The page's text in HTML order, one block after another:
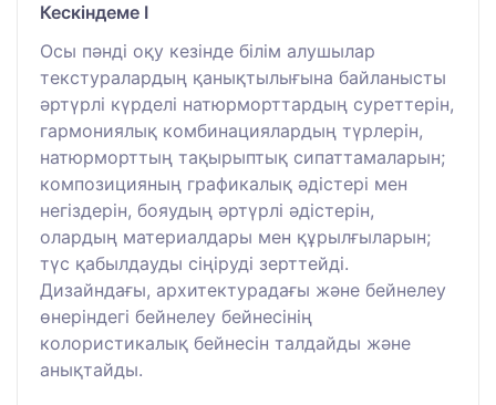
Кескіндеме I
Осы пәнді оқу кезінде білім алушылар
текстуралардың қанықтылығына байланысты
әртүрлі күрделі натюрморттардың суреттерін,
гармониялық комбинациялардың түрлерін,
натюрморттың тақырыптық сипаттамаларын;
композицияның графикалық әдістері мен
негіздерін, бояудың әртүрлі әдістерін,
олардың материалдары мен құрылғыларын;
түс қабылдауды сіңіруді зерттейді.
Дизайндағы, архитектурадағы және бейнелеу
өнеріндегі бейнелеу бейнесінің
колористикалық бейнесін талдайды және
анықтайды.